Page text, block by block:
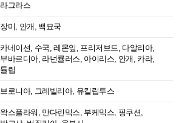
라그라스
장미, 안개, 백묘국
카네이션, 수국, 레몬잎, 프리저브드, 다알리아,
부바르디아, 라넌큘러스, 아이리스, 안개, 카라,
튤립
브로니아, 그레빌리아, 유킬립투스
왁스플라워, 만다린믹스, 부케믹스, 핑쿠션,